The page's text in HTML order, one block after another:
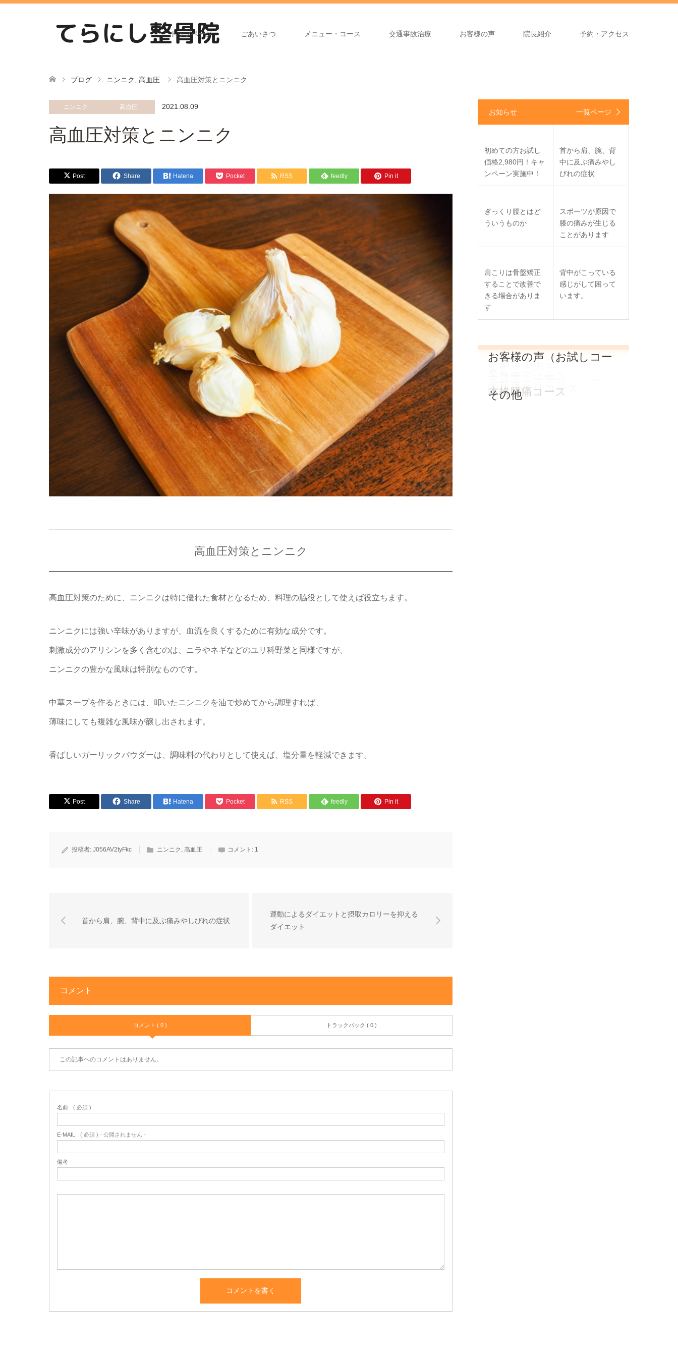
トップページ ごあいさつ メニュー・コース 交通事故治療 お客様の声 院長紹介 予約・アクセス
ブログ ニンニク 高血圧 高血圧対策とニンニク
ニンニク 高血圧 2021.08.09
高血圧対策とニンニク
Post Share Hatena Pocket RSS feedly Pin it
高血圧対策とニンニク
高血圧対策のために、ニンニクは特に優れた食材となるため、料理の脇役として使えば役立ちます。
ニンニクには強い辛味がありますが、血流を良くするために有効な成分です。
刺激成分のアリシンを多く含むのは、ニラやネギなどのユリ科野菜と同様ですが、
ニンニクの豊かな風味は特別なものです。
中華スープを作るときには、叩いたニンニクを油で炒めてから調理すれば、
薄味にしても複雑な風味が醸し出されます。
香ばしいガーリックパウダーは、調味料の代わりとして使えば、塩分量を軽減できます。
Post Share Hatena Pocket RSS feedly Pin it
投稿者: J056AV2tyFkc ニンニク , 高血圧 コメント: 1
首から肩、腕、背中に及ぶ痛みやしびれの症状
運動によるダイエットと摂取カロリーを抑える
ダイエット
コメント
コメント ( 0 ) トラックバック ( 0 )
この記事へのコメントはありません。
名前 ( 必須 )
E-MAIL ( 必須 ) - 公開されません -
備考
お知らせ 一覧ページ
初めての方お試し
価格2,980円！キャ
ンペーン実施中！
首から肩、腕、背
中に及ぶ痛みやし
びれの症状
ぎっくり腰とはど
ういうものか
スポーツが原因で
膝の痛みが生じる
ことがあります
肩こりは骨盤矯正
することで改善で
きる場合がありま
す
背中がこっている
感じがして困って
います。
MENU
お客様の声5
お客様の声4
お客様の声（お試しコー
姿勢矯正コース
本格肩こりコース
本格腰痛コース
その他